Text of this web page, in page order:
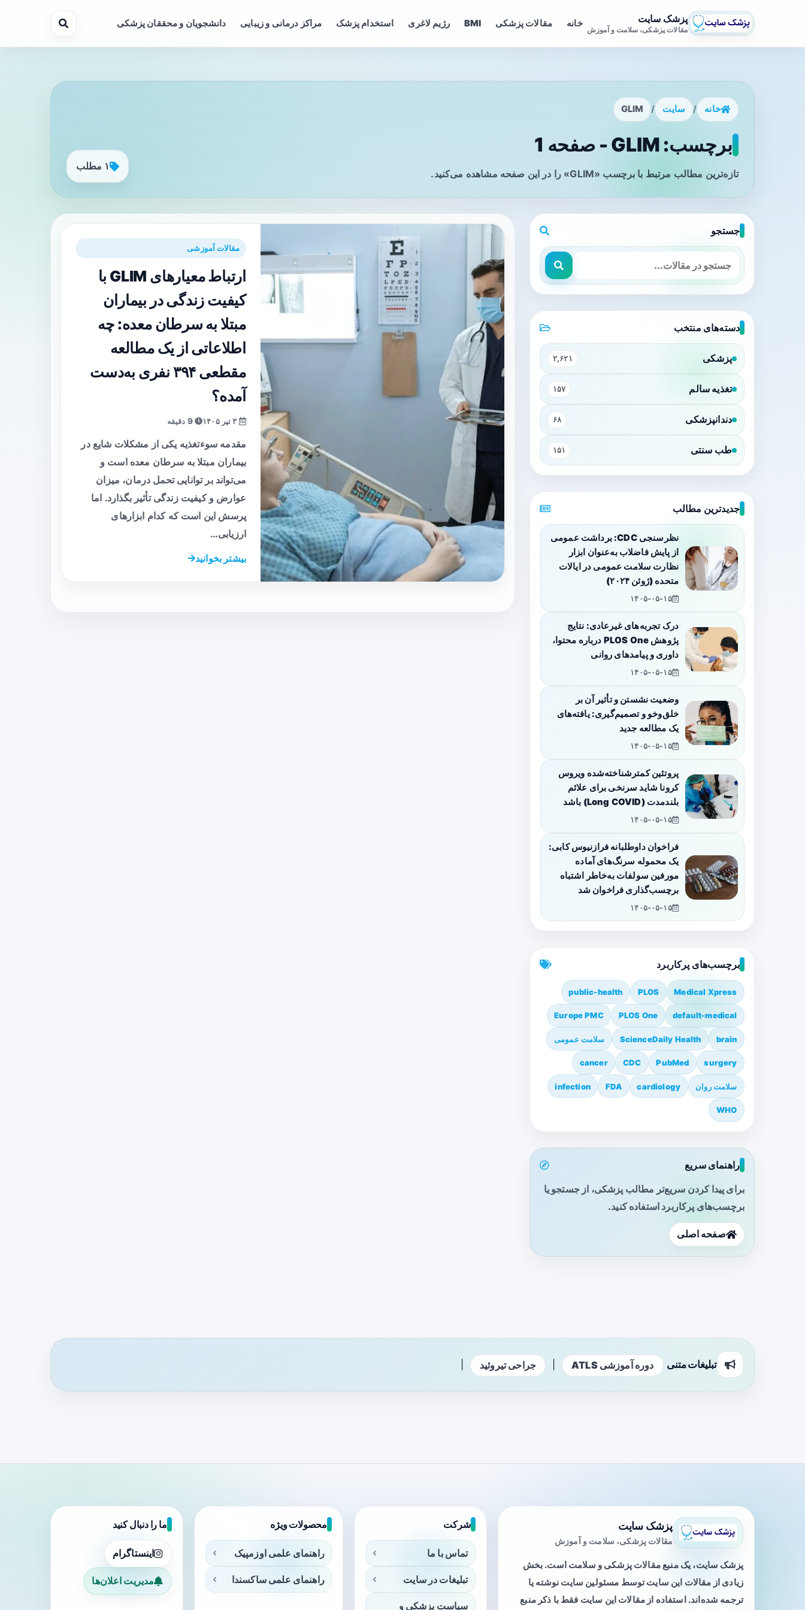
پزشک سایت
مقالات پزشکی، سلامت و آموزش
خانه مقالات پزشکی BMI رژیم لاغری استخدام پزشک مراکز درمانی و زیبایی دانشجویان و محققان پزشکی
خانه / سایت /
GLIM
برچسب: GLIM - صفحه 1
تازه‌ترین مطالب مرتبط با برچسب «GLIM» را در این صفحه مشاهده می‌کنید.
۱ مطلب
مقالات آموزشی
ارتباط معیارهای GLIM با
کیفیت زندگی در بیماران
مبتلا به سرطان معده: چه
اطلاعاتی از یک مطالعه
مقطعی ۳۹۴ نفری به‌دست
آمده؟
9 دقیقه
مقدمه سوءتغذیه یکی از مشکلات شایع در
بیماران مبتلا به سرطان معده است و
می‌تواند بر توانایی تحمل درمان، میزان
عوارض و کیفیت زندگی تأثیر بگذارد. اما
پرسش این است که کدام ابزارهای
ارزیابی…
بیشتر بخوانید
جستجو
دسته‌های منتخب
پزشکی ۲,۶۲۱
تغذیه سالم ۱۵۷
دندانپزشکی ۶۸
طب سنتی ۱۵۱
جدیدترین مطالب
نظرسنجی CDC: برداشت عمومی
از پایش فاضلاب به‌عنوان ابزار
نظارت سلامت عمومی در ایالات
متحده (ژوئن ۲۰۲۴)
۱۴۰۵-۰۵-۱۵
درک تجربه‌های غیرعادی: نتایج
پژوهش PLOS One درباره محتوا،
داوری و پیامدهای روانی
۱۴۰۵-۰۵-۱۵
وضعیت نشستن و تأثیر آن بر
خلق‌وخو و تصمیم‌گیری: یافته‌های
یک مطالعه جدید
۱۴۰۵-۰۵-۱۵
پروتئین کمترشناخته‌شده ویروس
کرونا شاید سرنخی برای علائم
بلندمدت (Long COVID) باشد
۱۴۰۵-۰۵-۱۵
فراخوان داوطلبانه فرازنیوس کابی:
یک محموله سرنگ‌های آماده
مورفین سولفات به‌خاطر اشتباه
برچسب‌گذاری فراخوان شد
۱۴۰۵-۰۵-۱۵
برچسب‌های پرکاربرد
Medical Xpress
PLOS
public-health
default-medical
PLOS One
Europe PMC
brain
ScienceDaily Health سلامت عمومی
surgery
PubMed
CDC
cancer
سلامت روان cardiology
FDA
infection
WHO
راهنمای سریع
برای پیدا کردن سریع‌تر مطالب پزشکی، از جستجو یا
برچسب‌های پرکاربرد استفاده کنید.
صفحه اصلی
تبلیغات متنی دوره آموزشی ATLS جراحی تیروئید
پزشک سایت
مقالات پزشکی، سلامت و آموزش
پزشک سایت، یک منبع مقالات پزشکی و سلامت است. بخش
زیادی از مقالات این سایت توسط مسئولین سایت نوشته یا
ترجمه شده‌اند. استفاده از مقالات این سایت فقط با ذکر منبع
شرکت
تماس با ما
تبلیغات در سایت
سیاست پزشکی و
محصولات ویژه
راهنمای علمی اوزمپیک
راهنمای علمی ساکسندا
ما را دنبال کنید
اینستاگرام
مدیریت اعلان‌ها